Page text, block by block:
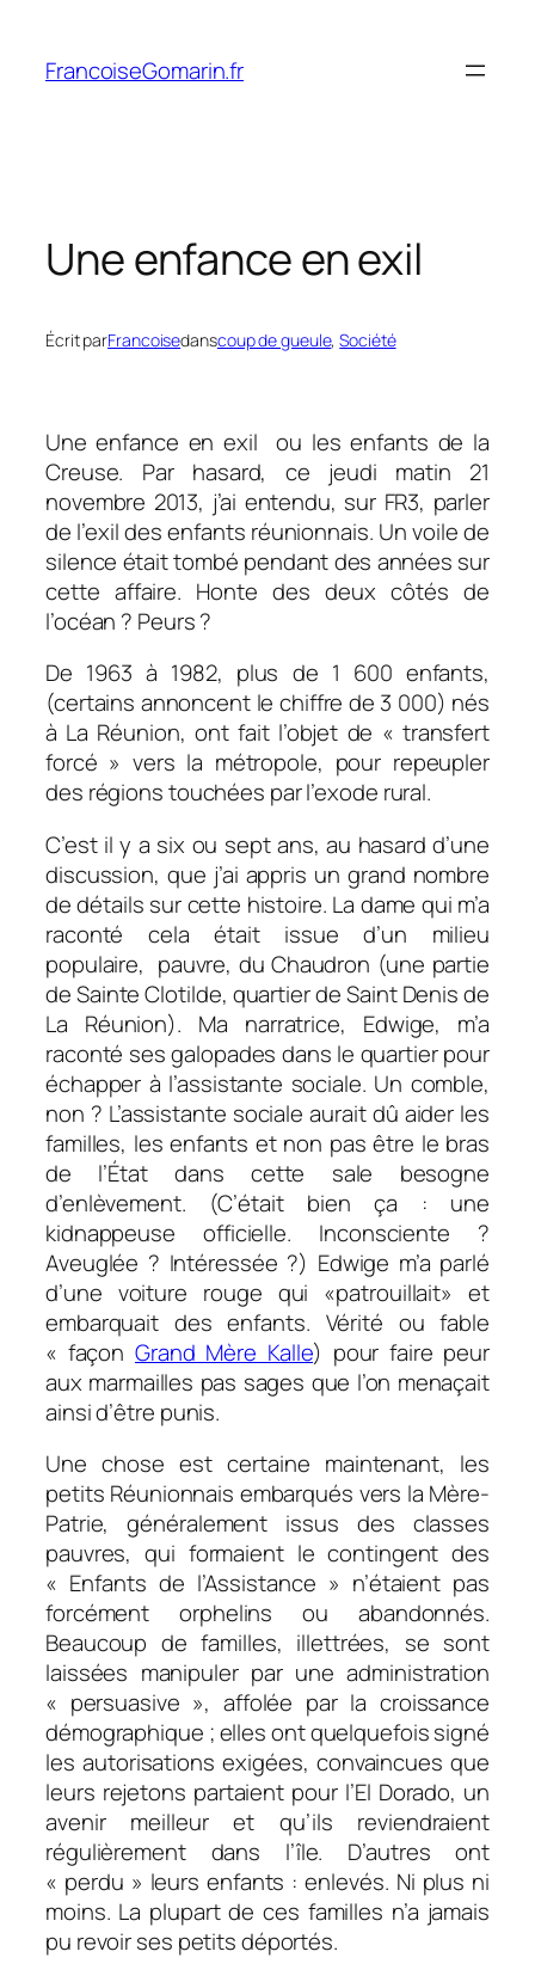
contenu
FrancoiseGomarin.fr
Une enfance en exil
Écrit parFrancoisedanscoup de gueule, Société
Une enfance en exil ou les enfants de la
Creuse. Par hasard, ce jeudi matin 21
novembre 2013, j’ai entendu, sur FR3, parler
de l’exil des enfants réunionnais. Un voile de
silence était tombé pendant des années sur
cette affaire. Honte des deux côtés de
l’océan ? Peurs ?
De 1963 à 1982, plus de 1 600 enfants,
(certains annoncent le chiffre de 3 000) nés
à La Réunion, ont fait l’objet de « transfert
forcé » vers la métropole, pour repeupler
des régions touchées par l’exode rural.
C’est il y a six ou sept ans, au hasard d’une
discussion, que j’ai appris un grand nombre
de détails sur cette histoire. La dame qui m’a
raconté cela était issue d’un milieu
populaire, pauvre, du Chaudron (une partie
de Sainte Clotilde, quartier de Saint Denis de
La Réunion). Ma narratrice, Edwige, m’a
raconté ses galopades dans le quartier pour
échapper à l’assistante sociale. Un comble,
non ? L’assistante sociale aurait dû aider les
familles, les enfants et non pas être le bras
de l’État dans cette sale besogne
d’enlèvement. (C’était bien ça : une
kidnappeuse officielle. Inconsciente ?
Aveuglée ? Intéressée ?) Edwige m’a parlé
d’une voiture rouge qui «patrouillait» et
embarquait des enfants. Vérité ou fable
« façon Grand Mère Kalle) pour faire peur
aux marmailles pas sages que l’on menaçait
ainsi d’être punis.
Une chose est certaine maintenant, les
petits Réunionnais embarqués vers la Mère-
Patrie, généralement issus des classes
pauvres, qui formaient le contingent des
« Enfants de l’Assistance » n’étaient pas
forcément orphelins ou abandonnés.
Beaucoup de familles, illettrées, se sont
laissées manipuler par une administration
« persuasive », affolée par la croissance
démographique ; elles ont quelquefois signé
les autorisations exigées, convaincues que
leurs rejetons partaient pour l’El Dorado, un
avenir meilleur et qu’ils reviendraient
régulièrement dans l’île. D’autres ont
« perdu » leurs enfants : enlevés. Ni plus ni
moins. La plupart de ces familles n’a jamais
pu revoir ses petits déportés.